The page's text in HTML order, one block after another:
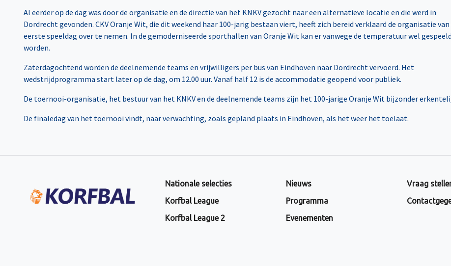
Al eerder op de dag was door de organisatie en de directie van het KNKV gezocht naar een alternatieve locatie en die werd in
Dordrecht gevonden. CKV Oranje Wit, die dit weekend haar 100-jarig bestaan viert, heeft zich bereid verklaard de organisatie van
eerste speeldag over te nemen. In de gemoderniseerde sporthallen van Oranje Wit kan er vanwege de temperatuur wel gespeeld
worden.
Zaterdagochtend worden de deelnemende teams en vrijwilligers per bus van Eindhoven naar Dordrecht vervoerd. Het
wedstrijdprogramma start later op de dag, om 12.00 uur. Vanaf half 12 is de accommodatie geopend voor publiek.
De toernooi-organisatie, het bestuur van het KNKV en de deelnemende teams zijn het 100-jarige Oranje Wit bijzonder
De finaledag van het toernooi vindt, naar verwachting, zoals gepland plaats in Eindhoven, als het weer het toelaat.
Nationale selecties
Korfbal League
Korfbal League 2
Nieuws
Programma
Evenementen
Vraag